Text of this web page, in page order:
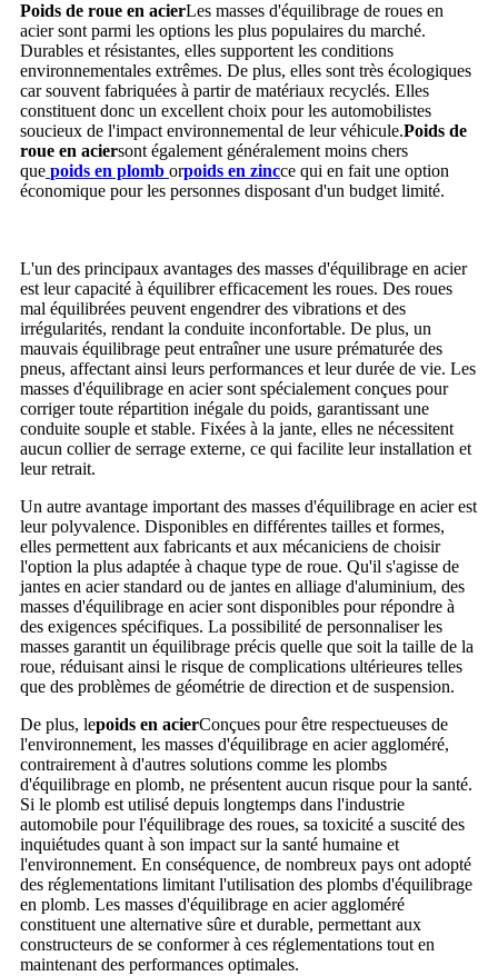
Poids de roue en acierLes masses d'équilibrage de roues en
acier sont parmi les options les plus populaires du marché.
Durables et résistantes, elles supportent les conditions
environnementales extrêmes. De plus, elles sont très écologiques
car souvent fabriquées à partir de matériaux recyclés. Elles
constituent donc un excellent choix pour les automobilistes
soucieux de l'impact environnemental de leur véhicule.Poids de
roue en aciersont également généralement moins chers
que poids en plomb orpoids en zincce qui en fait une option
économique pour les personnes disposant d'un budget limité.
L'un des principaux avantages des masses d'équilibrage en acier
est leur capacité à équilibrer efficacement les roues. Des roues
mal équilibrées peuvent engendrer des vibrations et des
irrégularités, rendant la conduite inconfortable. De plus, un
mauvais équilibrage peut entraîner une usure prématurée des
pneus, affectant ainsi leurs performances et leur durée de vie. Les
masses d'équilibrage en acier sont spécialement conçues pour
corriger toute répartition inégale du poids, garantissant une
conduite souple et stable. Fixées à la jante, elles ne nécessitent
aucun collier de serrage externe, ce qui facilite leur installation et
leur retrait.
Un autre avantage important des masses d'équilibrage en acier est
leur polyvalence. Disponibles en différentes tailles et formes,
elles permettent aux fabricants et aux mécaniciens de choisir
l'option la plus adaptée à chaque type de roue. Qu'il s'agisse de
jantes en acier standard ou de jantes en alliage d'aluminium, des
masses d'équilibrage en acier sont disponibles pour répondre à
des exigences spécifiques. La possibilité de personnaliser les
masses garantit un équilibrage précis quelle que soit la taille de la
roue, réduisant ainsi le risque de complications ultérieures telles
que des problèmes de géométrie de direction et de suspension.
De plus, lepoids en acierConçues pour être respectueuses de
l'environnement, les masses d'équilibrage en acier aggloméré,
contrairement à d'autres solutions comme les plombs
d'équilibrage en plomb, ne présentent aucun risque pour la santé.
Si le plomb est utilisé depuis longtemps dans l'industrie
automobile pour l'équilibrage des roues, sa toxicité a suscité des
inquiétudes quant à son impact sur la santé humaine et
l'environnement. En conséquence, de nombreux pays ont adopté
des réglementations limitant l'utilisation des plombs d'équilibrage
en plomb. Les masses d'équilibrage en acier aggloméré
constituent une alternative sûre et durable, permettant aux
constructeurs de se conformer à ces réglementations tout en
maintenant des performances optimales.